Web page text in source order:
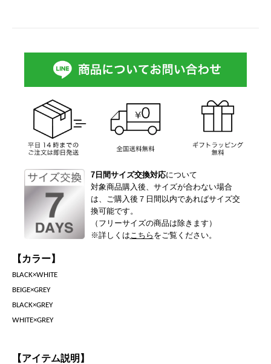
7日間サイズ交換対応について
対象商品購入後、サイズが合わない場合
は、ご購入後７日間以内であればサイズ交
換可能です。
（フリーサイズの商品は除きます）
※詳しくは こちら をご覧ください。
【カラー】
BLACK×WHITE
BEIGE×GREY
BLACK×GREY
WHITE×GREY
【アイテム説明】